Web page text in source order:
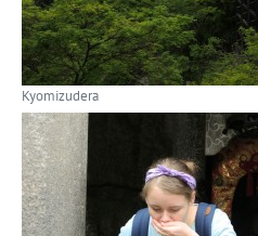
Kyomizudera